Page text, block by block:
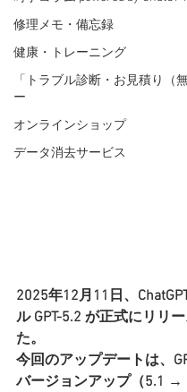
修理メモ・備忘録
健康・トレーニング
「トラブル診断・お見積り（
ー
オンラインショップ
データ消去サービス
2025年12月11日、
ル GPT-5.2 が正式にリリ
た。
今回のアップデートは、
バージョンアップ（5.1 →